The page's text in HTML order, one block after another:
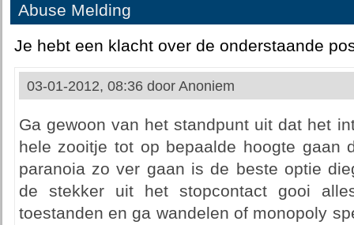
Abuse Melding
Je hebt een klacht over de onderstaande
03-01-2012, 08:36 door Anoniem
Ga gewoon van het standpunt uit dat het
hele zooitje tot op bepaalde hoogte gaan
paranoia zo ver gaan is de beste optie
de stekker uit het stopcontact gooi
toestanden en ga wandelen of monopoly